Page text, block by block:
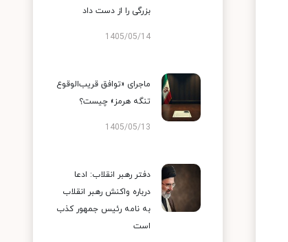
بزرگی را از دست داد
1405/05/14
ماجرای «توافق قریب‌الوقوع
تنگه هرمز» چیست؟
1405/05/13
دفتر رهبر انقلاب: ادعا
درباره واکنش رهبر انقلاب
به نامه رئیس جمهور کذب
است